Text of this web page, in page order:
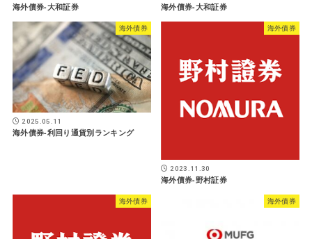
海外債券-大和証券 海外債券-大和証券
海外債券
2025.05.11
海外債券-利回り通貨別ランキング
海外債券
2023.11.30
海外債券-野村証券
海外債券 海外債券